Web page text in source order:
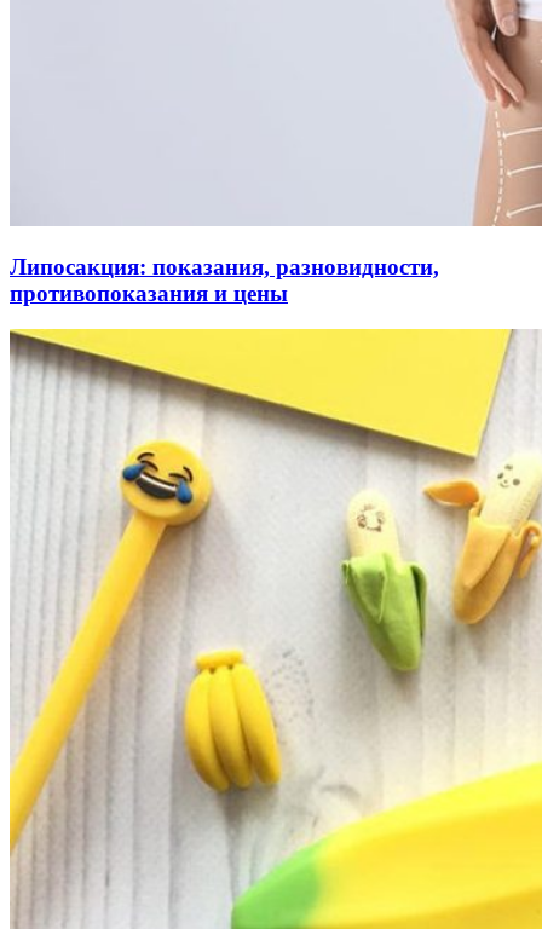
Липосакция: показания, разновидности,
противопоказания и цены